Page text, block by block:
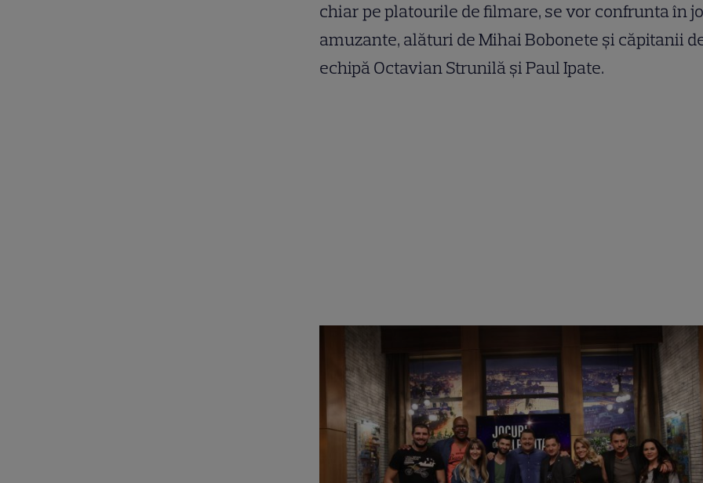
chiar pe platourile de filmare, se vor confrunta în
amuzante, alături de Mihai Bobonete și căpitanii
echipă Octavian Strunilă și Paul Ipate.